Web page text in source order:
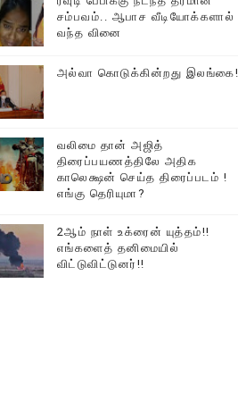
சம்பவம்.. ஆபாச வீடியோக்களால்
வந்த வினை
அல்வா கொடுக்கின்றது இலங்கை!
வலிமை தான் அஜித்
திரைப்பயணத்திலே அதிக
காலெக்ஷன் செய்த திரைப்படம் !
எங்கு தெரியுமா?
2ஆம் நாள் உக்ரைன் யுத்தம்!!
எங்களைத் தனிமையில்
விட்டுவிட்டுனர்!!